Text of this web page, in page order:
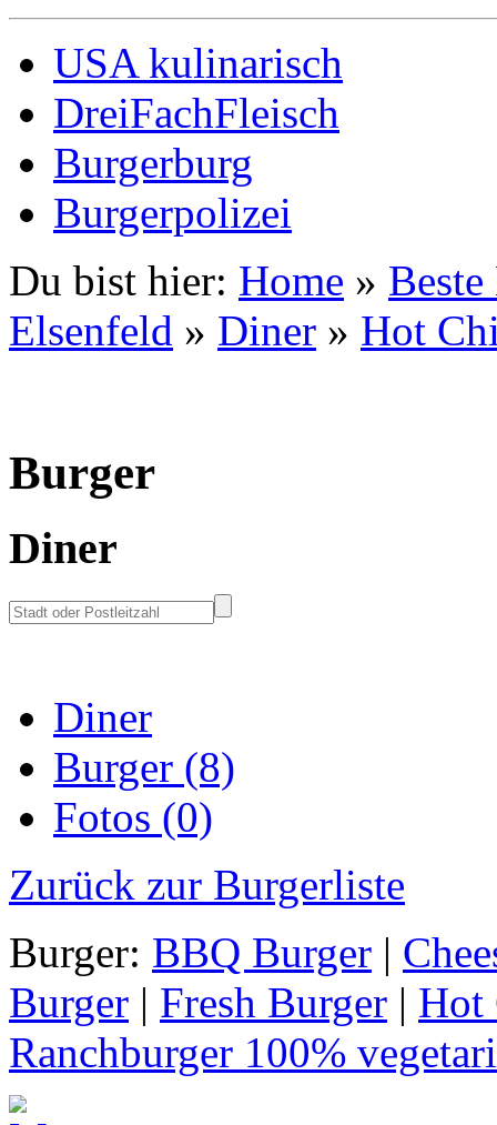
USA kulinarisch
DreiFachFleisch
Burgerburg
Burgerpolizei
Du bist hier: Home »
Elsenfeld » Diner » Hot
Burger
Diner
Diner
Burger (8)
Fotos (0)
Zurück zur Burgerliste
Burger: BBQ Burger |
Burger | Fresh Burger | Hot
Ranchburger 100%